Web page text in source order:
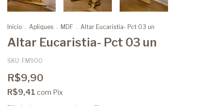
Início . Apliques . MDF . Altar Eucaristia- Pct 03 un
Altar Eucaristia- Pct 03 un
SKU: FM900
R$9,90
R$9,41 com Pix